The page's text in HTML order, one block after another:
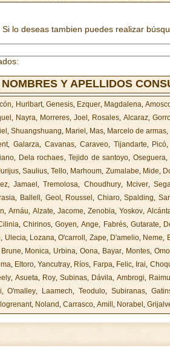
Si lo deseas tambien puedes realizar
Y APELLIDOS
, Hurlbart, Genesis, Ezquer, Magdalena,
, Nayra, Morreres, Joel , Rosales, Alcaraz,
, Shuangshuang, Mariel , Mas, Marcelo de armas,
, Galarza, Cavanas, Caraveo, Tijandarte, Picó
, Dela rochaes,Tejido de santoyo, Oseguera,
,Saulius,Tello, Marhoum, Zumalabe, Mide,
, Jamael ,Tremolosa, Choudhury, Mciver,
, Ballell , Geol , Roussel, Chiaro,Spalding,
, Arnáu, Alzate, Jacome, Zenobia, Yoskov,
, Chirinos,Goyen,Ange, Fabrés, Gutarate,
, Ulecia, Lozana,O'carroll, Zape, D'amelio, Neme,
Brune, Monica, Urbina,Oona, Bayar, Montes,
, Eltoro,Yancutray, Ríos, Farpa, Felic, Irai,
, Asueta, Roy, Subinas, Dávila, Ambrogi,
,O'malley, Laamech,Teodulo, Subiranas,
, Noland, Carrasco, Amill , Norabel ,